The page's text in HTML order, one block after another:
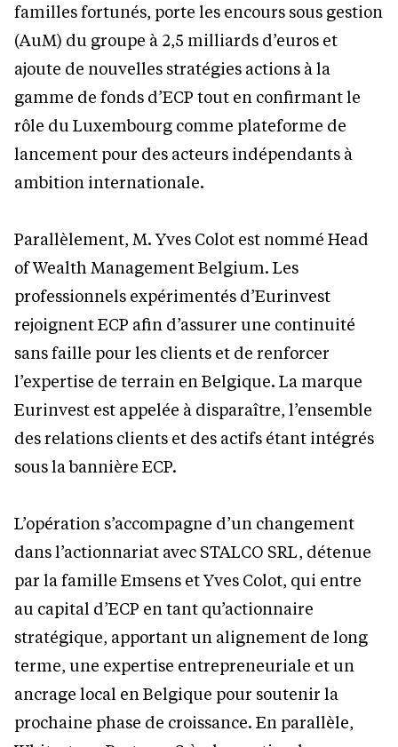
familles fortunés, porte les encours sous gestion
(AuM) du groupe à 2,5 milliards d’euros et
ajoute de nouvelles stratégies actions à la
gamme de fonds d’ECP tout en confirmant le
rôle du Luxembourg comme plateforme de
lancement pour des acteurs indépendants à
ambition internationale.
Parallèlement, M. Yves Colot est nommé Head
of Wealth Management Belgium. Les
professionnels expérimentés d’Eurinvest
rejoignent ECP afin d’assurer une continuité
sans faille pour les clients et de renforcer
l’expertise de terrain en Belgique. La marque
Eurinvest est appelée à disparaître, l’ensemble
des relations clients et des actifs étant intégrés
sous la bannière ECP.
L’opération s’accompagne d’un changement
dans l’actionnariat avec STALCO SRL, détenue
par la famille Emsens et Yves Colot, qui entre
au capital d’ECP en tant qu’actionnaire
stratégique, apportant un alignement de long
terme, une expertise entrepreneuriale et un
ancrage local en Belgique pour soutenir la
prochaine phase de croissance. En parallèle,